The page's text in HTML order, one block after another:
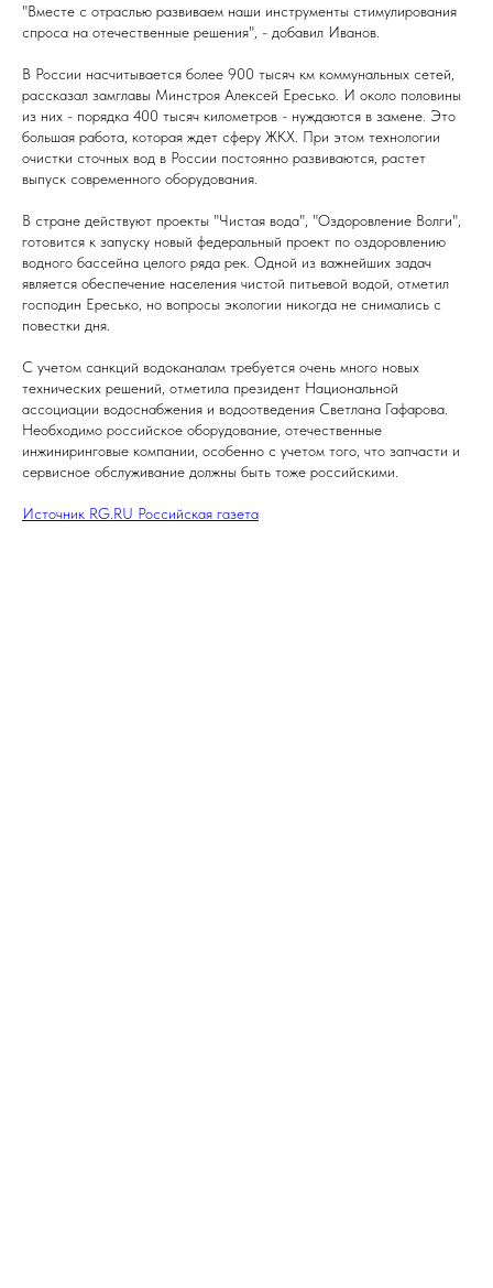
"Вместе с отраслью развиваем наши инструменты стимулирования
спроса на отечественные решения", - добавил Иванов.
В России насчитывается более 900 тысяч км коммунальных сетей,
рассказал замглавы Минстроя Алексей Ересько. И около половины
из них - порядка 400 тысяч километров - нуждаются в замене. Это
большая работа, которая ждет сферу ЖКХ. При этом технологии
очистки сточных вод в России постоянно развиваются, растет
выпуск современного оборудования.
В стране действуют проекты "Чистая вода", "Оздоровление Волги",
готовится к запуску новый федеральный проект по оздоровлению
водного бассейна целого ряда рек. Одной из важнейших задач
является обеспечение населения чистой питьевой водой, отметил
господин Ересько, но вопросы экологии никогда не снимались с
повестки дня.
С учетом санкций водоканалам требуется очень много новых
технических решений, отметила президент Национальной
ассоциации водоснабжения и водоотведения Светлана Гафарова.
Необходимо российское оборудование, отечественные
инжиниринговые компании, особенно с учетом того, что запчасти и
сервисное обслуживание должны быть тоже российскими.
Источник RG.RU Российская газета